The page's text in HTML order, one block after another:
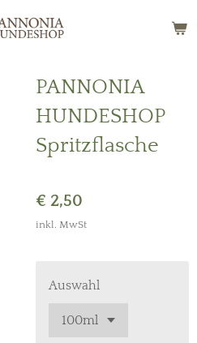
PANNONIA
HUNDESHOP
Spritzflasche
€ 2,50
inkl. MwSt
Auswahl